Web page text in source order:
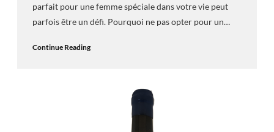
parfait pour une femme spéciale dans votre vie peut
parfois être un défi. Pourquoi ne pas opter pour un…
Continue Reading